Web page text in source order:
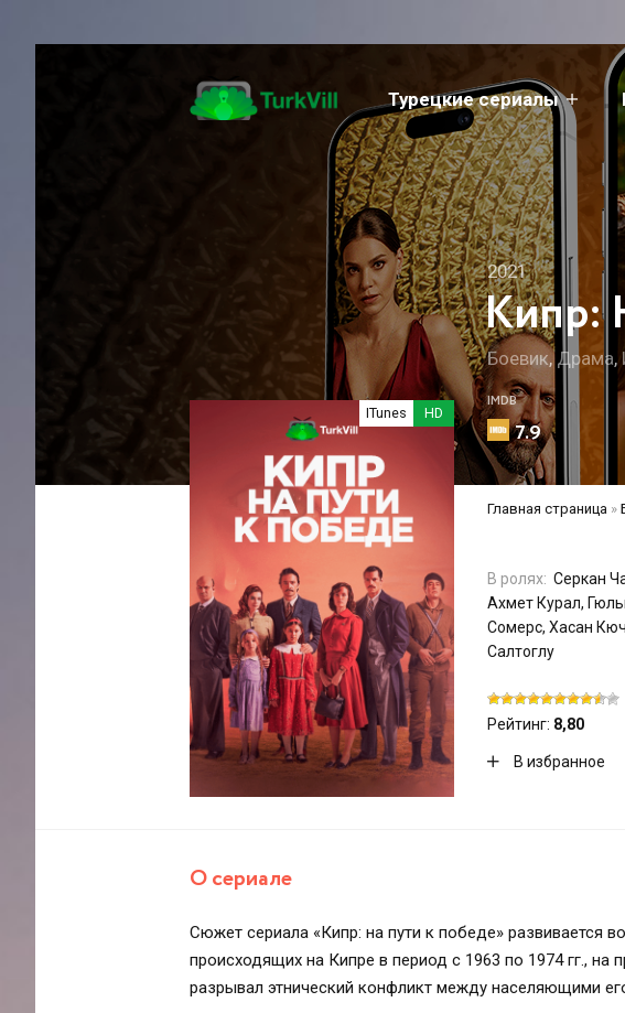
Турецкие сериалы
Кипр:
ITunes HD
2021
Боевик,Драма,
IMDB
7.9
Главная страница »
В ролях: Серкан
Ахмет Курал,
Сомерс, Хасан
Салтоглу
Рейтинг: 8,80
В избранное
О сериале
Сюжет сериала «Кипр: на пути к победе» развивается
происходящих на Кипре в период с 1963 по 1974 гг., на
разрывал этнический конфликт между населяющими
Семейный Фантастика